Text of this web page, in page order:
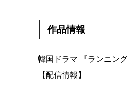
作品情報
韓国ドラマ 『ランニン
【配信情報】